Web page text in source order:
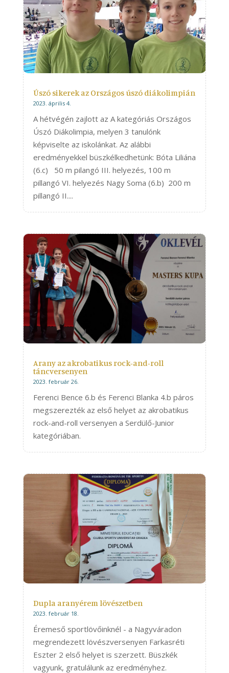
Úszó sikerek az Országos úszó diákolimpián
2023. április 4.
A hétvégén zajlott az A kategóriás Országos
Úszó Diákolimpia, melyen 3 tanulónk
képviselte az iskolánkat. Az alábbi
eredményekkel büszkélkedhetünk: Bóta Liliána
(6.c) 50 m pilangó III. helyezés, 100 m
pillangó VI. helyezés Nagy Soma (6.b) 200 m
pillangó II....
Arany az akrobatikus rock-and-roll
táncversenyen
2023. február 26.
Ferenci Bence 6.b és Ferenci Blanka 4.b páros
megszerezték az első helyet az akrobatikus
rock-and-roll versenyen a Serdülő-Junior
kategóriában.
Dupla aranyérem lövészetben
2023. február 18.
Éremeső sportlövőinknél - a Nagyváradon
megrendezett lövészversenyen Farkasréti
Eszter 2 első helyet is szerzett. Büszkék
vagyunk, gratulálunk az eredményhez.